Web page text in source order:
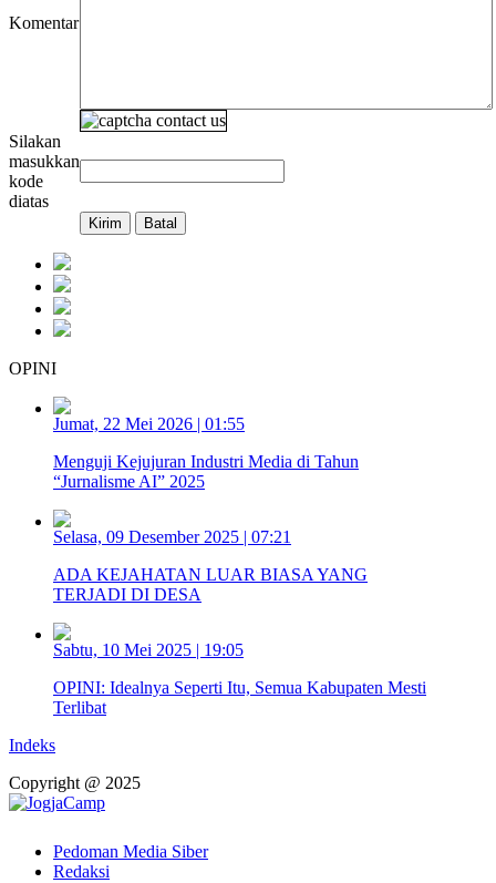
Komentar
Silakan
masukkan
kode
diatas
OPINI
Jumat, 22 Mei 2026 | 01:55
Menguji Kejujuran Industri Media di Tahun
“Jurnalisme AI” 2025
Selasa, 09 Desember 2025 | 07:21
ADA KEJAHATAN LUAR BIASA YANG
TERJADI DI DESA
Sabtu, 10 Mei 2025 | 19:05
OPINI: Idealnya Seperti Itu, Semua Kabupaten Mesti
Terlibat
Indeks
Copyright @ 2025
Pedoman Media Siber
Redaksi